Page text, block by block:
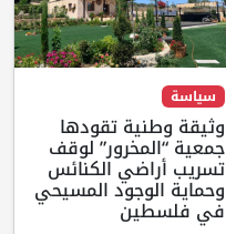
سياسة
وثيقة وطنية تقودها
جمعية “المخرور” لوقف
تسريب أراضي الكنائس
وحماية الوجود المسيحي
في فلسطين